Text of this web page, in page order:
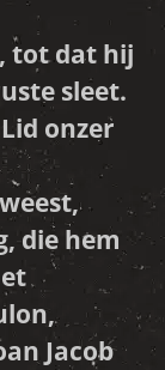
tot dat hij
sleet.
onzer
die hem
Jacob